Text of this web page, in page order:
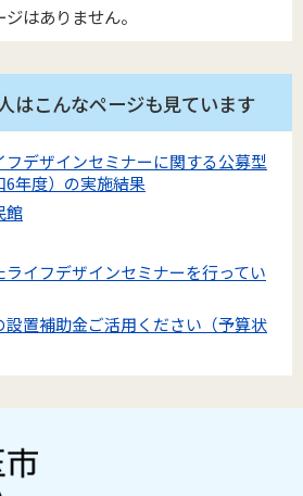
はありません。
はこんなページも見ています
デザインセミナーに関する公募型
年度）の実施結果
館
イフデザインセミナーを行ってい
設置補助金ご活用ください（予算状